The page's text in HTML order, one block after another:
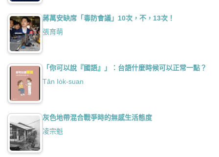
蔣萬安缺席「毒防會議」10次，不，13次！
張育萌
「你可以說『國語』」：台語什麼時候可以正常一點？
Tân Io̍k-suan
灰色地帶混合戰爭時的無感生活態度
凌宗魁